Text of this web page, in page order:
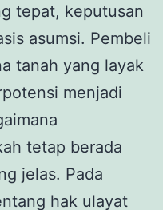
tepat, keputusan
asumsi. Pembeli
tanah yang layak
menjadi
tetap berada
jelas. Pada
hak ulayat